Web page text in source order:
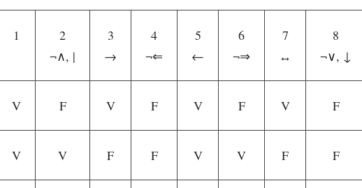
1
2
¬∧, |
3
→
4
¬⇐
5
←
6
¬⇒
7
↔
8
¬∨, ↓
V F V F V F V F
V V F F V V F F